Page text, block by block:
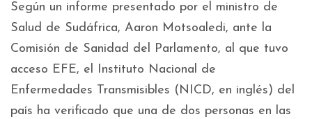
Según un informe presentado por el ministro de
Salud de Sudáfrica, Aaron Motsoaledi, ante la
Comisión de Sanidad del Parlamento, al que tuvo
acceso EFE, el Instituto Nacional de
Enfermedades Transmisibles (NICD, en inglés) del
país ha verificado que una de dos personas en las